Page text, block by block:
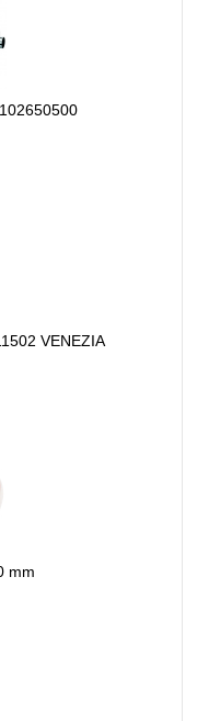
VENEZIA
mm